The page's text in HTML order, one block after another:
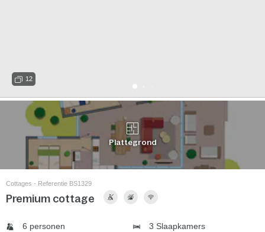
12
Plattegrond
Cottages - Referentie BS1329
Premium cottage
6 personen
3 Slaapkamers